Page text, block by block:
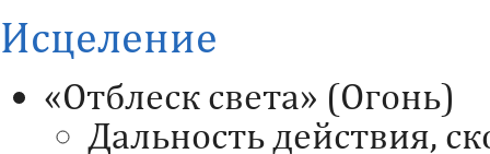
Исцеление
«Отблеск света» (Огонь)
Дальность действия,